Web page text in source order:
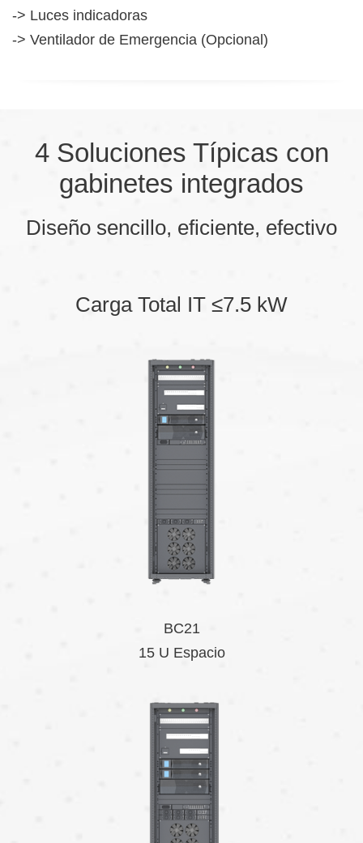
-> Luces indicadoras
-> Ventilador de Emergencia (Opcional)
4 Soluciones Típicas con
gabinetes integrados
Diseño sencillo, eficiente, efectivo
Carga Total IT ≤7.5 kW
BC21
15 U Espacio